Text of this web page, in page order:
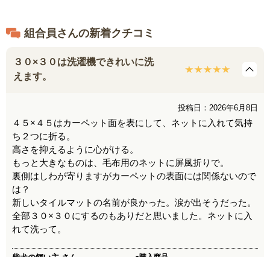
組合員さんの新着クチコミ
３０×３０は洗濯機できれいに洗
えます。
投稿日：2026年6月8日
４５×４５はカーペット面を表にして、ネットに入れて気持
ち２つに折る。
高さを抑えるように心がける。
もっと大きなものは、毛布用のネットに屏風折りで。
裏側はしわが寄りますがカーペットの表面には関係ないので
は？
新しいタイルマットの名前が良かった。涙が出そうだった。
全部３０×３０にするのもありだと思いました。ネットに入
れて洗って。